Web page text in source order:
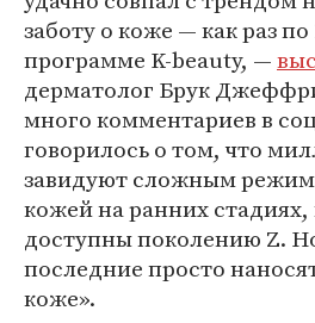
заботу о коже — как раз
программе K-beauty, —
дерматолог Брук
много комментариев в
говорилось о том, что
завидуют сложным
кожей на ранних
доступны поколению Z.
последние просто
коже».